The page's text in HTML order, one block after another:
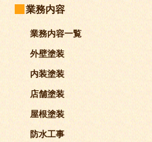
業務内容
業務内容一覧
外壁塗装
内装塗装
店舗塗装
屋根塗装
防水工事